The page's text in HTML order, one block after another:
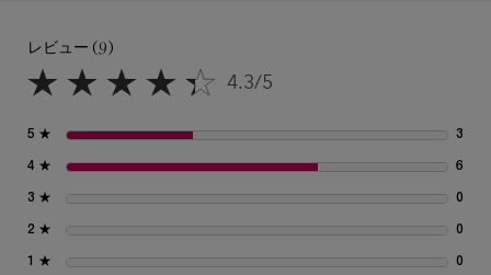
PDP Section - Benefits Highlighted
PDP Section - Full Two Column Image
PDP Section - Makeup Shade
PDP Section - Get the Look (Full)
PDP Section - Compare Products
PDP Section - FAQs
レビュー
レビュー (9)
5星中4.3。 4.3/5
5 ★ 3
4 ★ 6
3 ★ 0
2 ★ 0
1 ★ 0